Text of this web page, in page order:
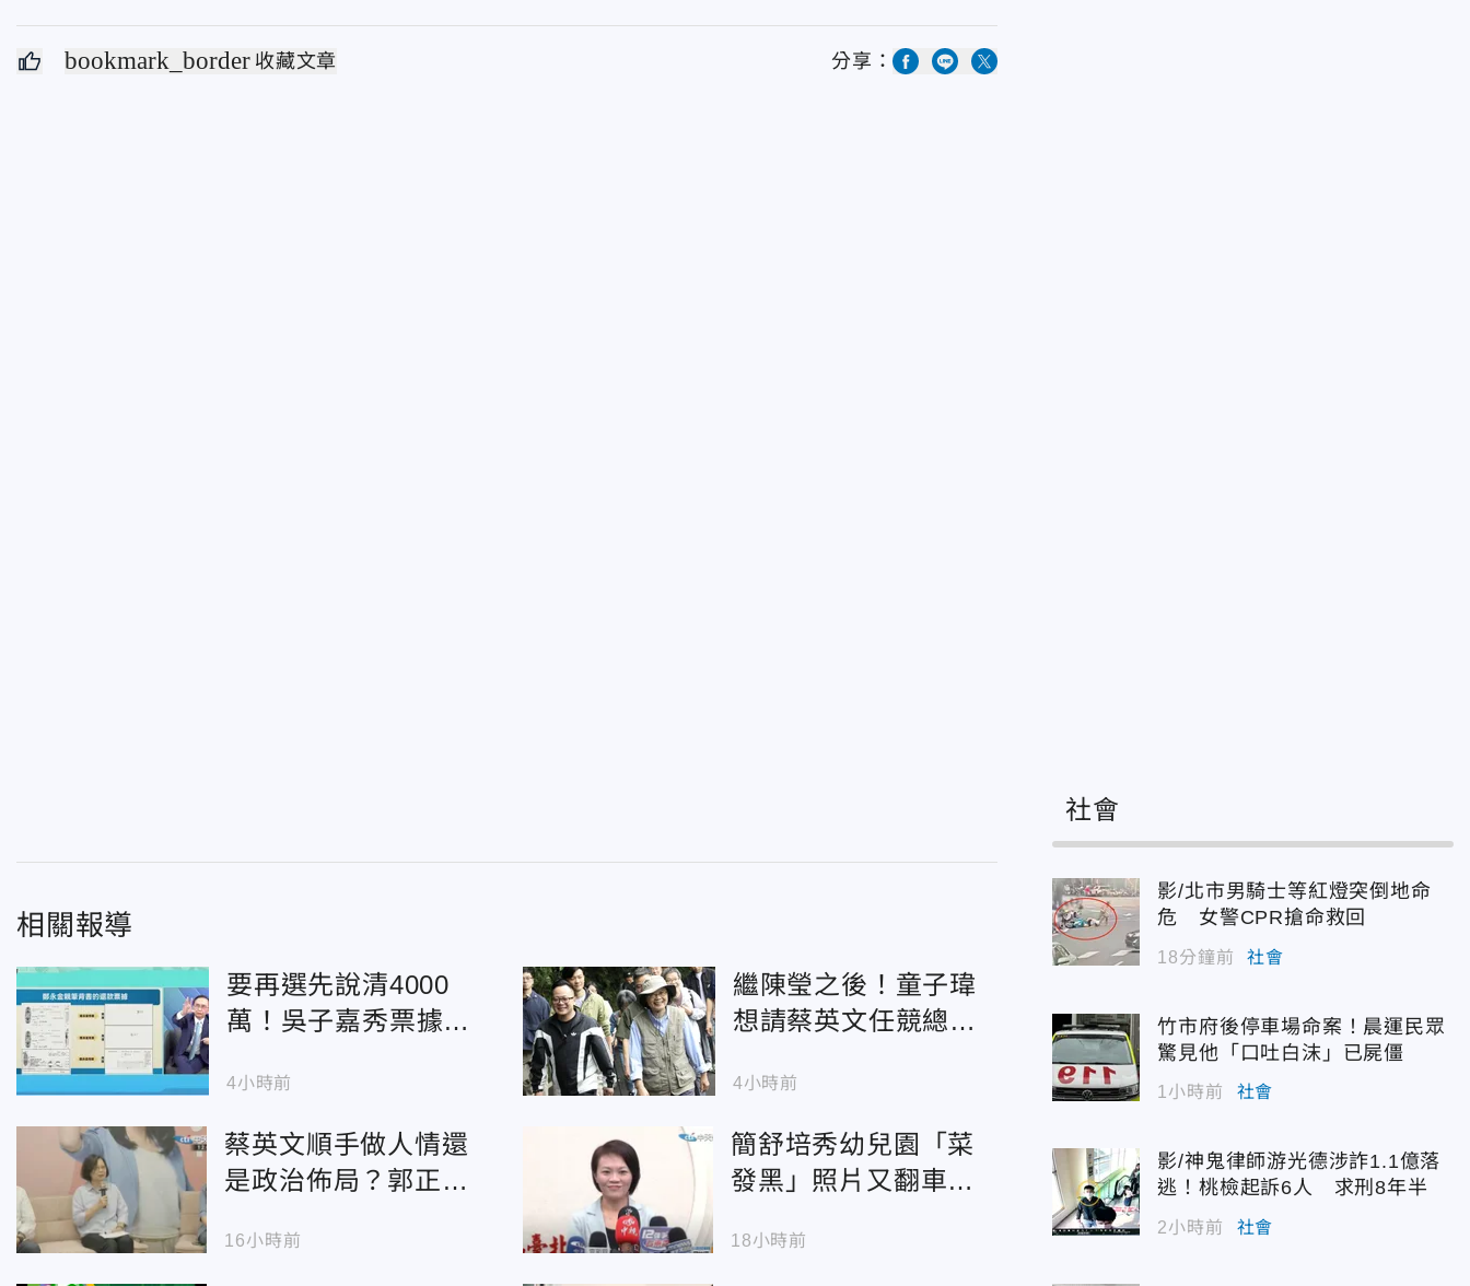
bookmark_border 收藏文章 分享：
相關報導
要再選先說清4000
萬！吳子嘉秀票據
8選縣長籌錢未還
4小時前
繼陳瑩之後！童子瑋
想請蔡英文任競總主
壓力來了
4小時前
蔡英文順手做人情還
是政治佈局？郭正
否當閣揆
16小時前
簡舒培秀幼兒園「菜
發黑」照片又翻車！
異狀
18小時前
社會
影/北市男騎士等紅燈突倒地命
危 女警CPR搶命救回
18分鐘前 社會
竹市府後停車場命案！晨運民眾
驚見他「口吐白沫」已屍僵
1小時前 社會
影/神鬼律師游光德涉詐1.1億落
逃！桃檢起訴6人 求刑8年半
2小時前 社會